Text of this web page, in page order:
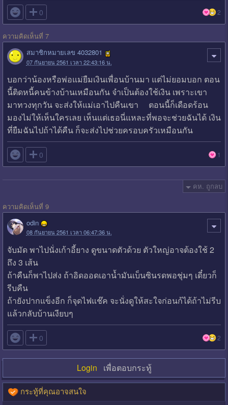
 0 2
ความคิดเห็นที่ 7
สมาชิกหมายเลข 4032801
07 กันยายน 2561 เวลา 22:43:16 น.
บอกว่าน้องหรือพ่อแม่ยืมเงินเพื่อนบ้านมา แต่ไม่ยอมบอก ตอน
นี้ติดหนี้คนข้างบ้านเหมือนกัน จำเป็นต้องใช้เงิน เพราะเขา
มาทวงทุกวัน จะส่งให้แม่เอาไปคืนเขา ตอนนี้ก็เดือดร้อน
มองไม่ให้เห็นใครเลย เห็นแต่เธอนี่แหละที่พอจะช่วยฉันได้ เงิน
ที่ยืมฉันไปถ้าได้คืน ก็จะส่งไปช่วยครอบครัวเหมือนกัน
 0 1
คห. ถูกลบ
ความคิดเห็นที่ 9
odin
08 กันยายน 2561 เวลา 06:47:36 น.
จับมัด พาไปนั่งเก้าอี้ยาง ดูขนาดตัวด้วย ตัวใหญ่อาจต้องใช้ 2
ถึง 3 เส้น
ถ้าคืนก็พาไปส่ง ถ้าอิดออดเอาน้ำมันเบ็นซินรดพอชุ่มๆ เดี๋ยวก็
รีบคืน
ถ้ายังปากแข็งอีก ก็จุดไฟแช๊ค จะนั่งดูให้สะใจก่อนก้ได้ถ้าไม่รีบ
แล้วกลับบ้านเงียบๆ
 0 2
Login เพื่อตอบกระทู้
กระทู้ที่คุณอาจสนใจ